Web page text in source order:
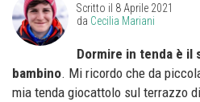
Scritto il 8 Aprile 2021
da Cecilia Mariani
Dormire in tenda è il
bambino. Mi ricordo che da
mia tenda giocattolo sul terrazzo